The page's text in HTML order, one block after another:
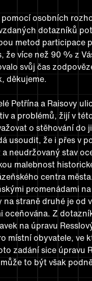
osobních
dotazníků
metod participace
že více než 90 % z
svůj čas
děkujeme.
Petřína a Raisovy
a problémů, žijí v
o stěhování do
usoudit, že i přes v
neudržovaný stav
malebnost
centra
promenádami
na straně druhé je od
oceňována. Z
na úpravu
místní obyvatele, ve
zadání sice úpravu
to být však